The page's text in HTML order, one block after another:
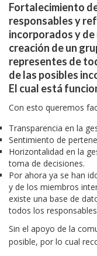
Fortalecimiento
responsables y
incorporados y
creación de un
representes de
de las posibles
El cual está
Con esto queremos
Transparencia en la
Sentimiento de
Horizontalidad en la
toma de decisiones.
Por ahora ya se han
y de los miembros
existe una base de
todos los
Sin el apoyo de la
posible, por lo cual